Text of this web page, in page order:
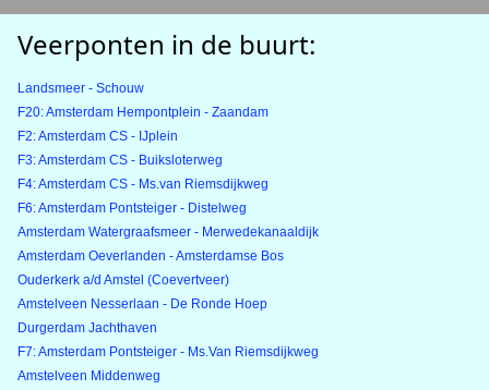
Veerponten in de buurt:
Landsmeer - Schouw
F20: Amsterdam Hempontplein - Zaandam
F2: Amsterdam CS - IJplein
F3: Amsterdam CS - Buiksloterweg
F4: Amsterdam CS - Ms.van Riemsdijkweg
F6: Amsterdam Pontsteiger - Distelweg
Amsterdam Watergraafsmeer - Merwedekanaaldijk
Amsterdam Oeverlanden - Amsterdamse Bos
Ouderkerk a/d Amstel (Coevertveer)
Amstelveen Nesserlaan - De Ronde Hoep
Durgerdam Jachthaven
F7: Amsterdam Pontsteiger - Ms.Van Riemsdijkweg
Amstelveen Middenweg